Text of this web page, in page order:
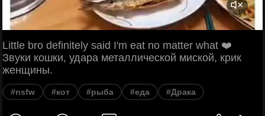
Little bro definitely said I'm eat no matter what ❤️
Звуки кошки, удара металлической миской, крик
женщины.
#nsfw #кот #рыба #еда #Драка